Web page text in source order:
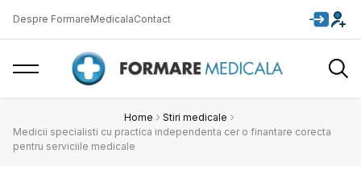
Despre FormareMedicalaContact
Home
Stiri medicale
Medicii specialisti cu practica independenta cer o finantare corecta
pentru serviciile medicale